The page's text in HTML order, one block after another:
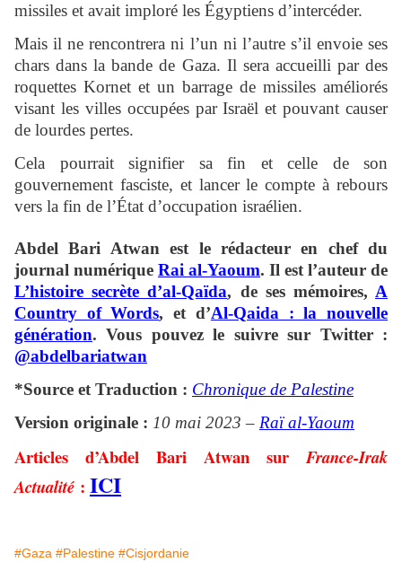
missiles et avait imploré les Égyptiens d’intercéder.
Mais il ne rencontrera ni l’un ni l’autre s’il envoie ses
chars dans la bande de Gaza. Il sera accueilli par des
roquettes Kornet et un barrage de missiles améliorés
visant les villes occupées par Israël et pouvant causer
de lourdes pertes.
Cela pourrait signifier sa fin et celle de son
gouvernement fasciste, et lancer le compte à rebours
vers la fin de l’État d’occupation israélien.
Abdel Bari Atwan est le rédacteur en chef du
journal numérique Rai al-Yaoum. Il est l’auteur de
L’histoire secrète d’al-Qaïda, de ses mémoires, A
Country of Words, et d’Al-Qaida : la nouvelle
génération. Vous pouvez le suivre sur Twitter :
@abdelbariatwan
*Source et Traduction : Chronique de Palestine
Version originale : 10 mai 2023 – Raï al-Yaoum
Articles d’Abdel Bari Atwan surFrance-Irak
Actualité : ICI
#Gaza #Palestine #Cisjordanie